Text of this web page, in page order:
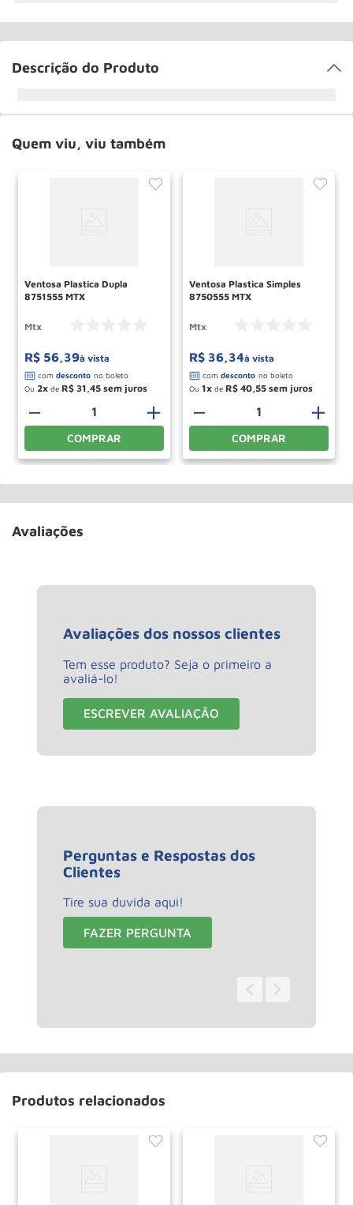
Descrição do Produto
Quem viu, viu também
Ventosa Plastica Dupla
8751555 MTX
Mtx
R$ 56 39à vista
Ou 2 de R$ 31 45
＋
－
COMPRAR
Ventosa Plastica Simples
8750555 MTX
Mtx
R$ 36 34à vista
Ou 1 de R$ 40 55
＋
－
COMPRAR
Avaliações
Avaliações dos nossos clientes
Tem esse produto? Seja o primeiro a
avaliá-lo!
ESCREVER AVALIAÇÃO
Perguntas e Respostas dos
Clientes
Tire sua duvida aqui!
FAZER PERGUNTA
Produtos relacionados